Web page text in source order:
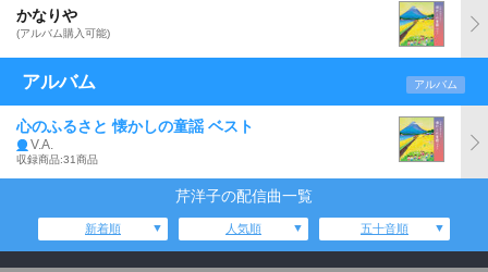
かなりや
(アルバム購入可能)
アルバム アルバム
心のふるさと 懐かしの童謡 ベスト
V.A.
収録商品:31商品
芹洋子の配信曲一覧
新着順 人気順 五十音順